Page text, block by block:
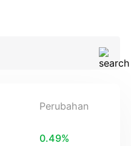
Perubahan
0.49%